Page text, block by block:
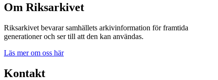
Om Riksarkivet
Riksarkivet bevarar samhällets arkivinformation för framtida
generationer och ser till att den kan användas.
Läs mer om oss här
Kontakt